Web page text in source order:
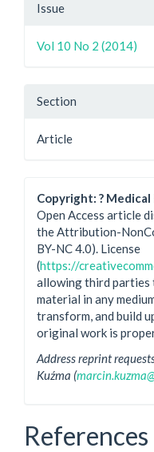
Issue
Vol 10 No 2 (2014)
Section
Article
Copyright: ? Medical
Open Access article
the Attribution-
BY-NC 4.0). License
(https://
allowing third parties
material in any
transform, and build
original work is
Address reprint
Kuźma (
References